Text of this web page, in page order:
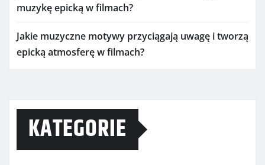
muzykę epicką w filmach?
Jakie muzyczne motywy przyciągają uwagę i tworzą
epicką atmosferę w filmach?
KATEGORIE